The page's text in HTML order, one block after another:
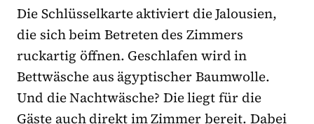
Die Schlüsselkarte aktiviert die Jalousien,
die sich beim Betreten des Zimmers
ruckartig öffnen. Geschlafen wird in
Bettwäsche aus ägyptischer Baumwolle.
Und die Nachtwäsche? Die liegt für die
Gäste auch direkt im Zimmer bereit. Dabei